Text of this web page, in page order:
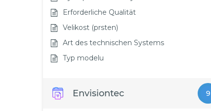
Erforderliche Qualität
Velikost (prsten)
Art des technischen Systems
Typ modelu
Envisiontec 9